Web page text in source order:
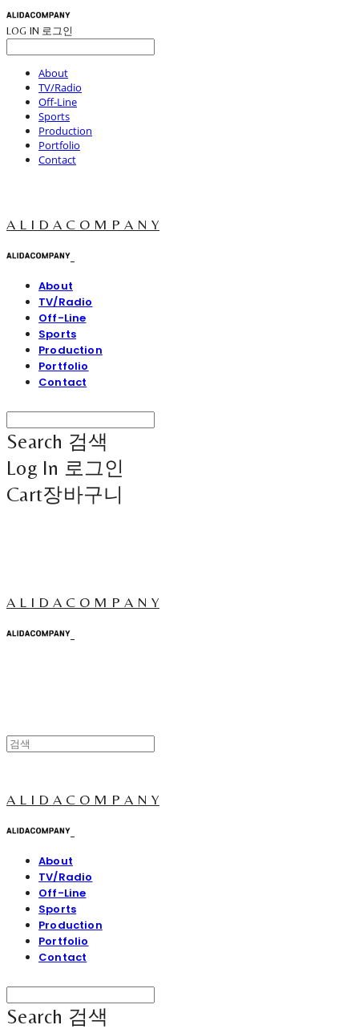
LOG IN 로그인
About
TV/Radio
Off-Line
Sports
Production
Portfolio
Contact
A L I D A C O M P A N Y
About
TV/Radio
Off-Line
Sports
Production
Portfolio
Contact
Search 검색
Log In 로그인
Cart장바구니
A L I D A C O M P A N Y
A L I D A C O M P A N Y
About
TV/Radio
Off-Line
Sports
Production
Portfolio
Contact
Search 검색